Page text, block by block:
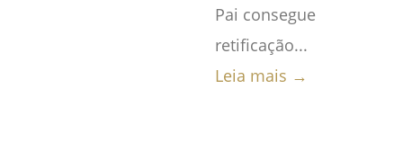
Pai consegue
retificação...
Leia mais →